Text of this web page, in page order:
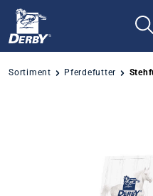
springen
Sortiment Pferdefutter